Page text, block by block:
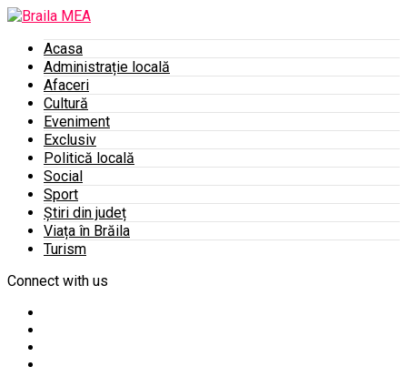
Acasa
Administrație locală
Afaceri
Cultură
Eveniment
Exclusiv
Politică locală
Social
Sport
Știri din județ
Viața în Brăila
Turism
Connect with us